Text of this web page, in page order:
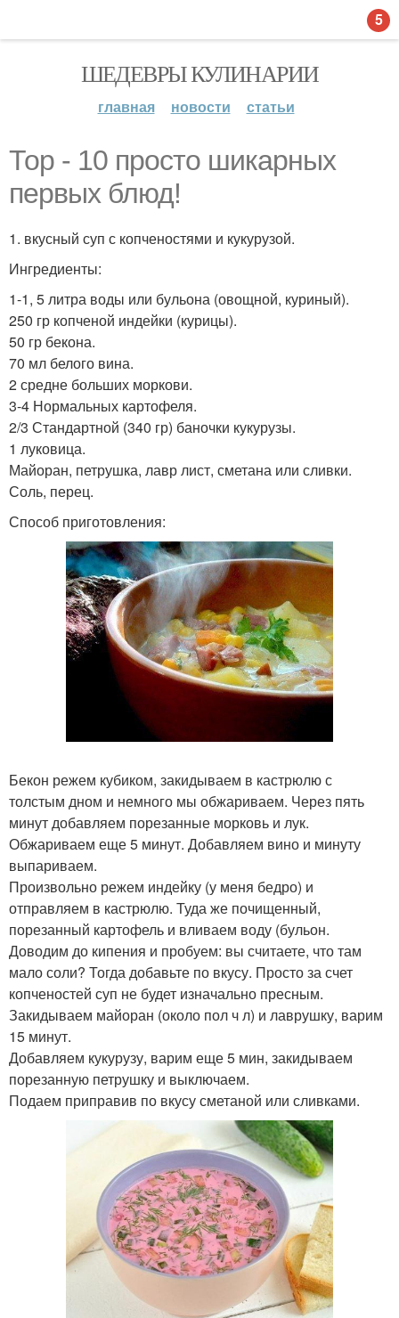
ШЕДЕВРЫ КУЛИНАРИИ
главная новости статьи
Тор - 10 просто шикарных
первых блюд!
1. вкусный суп с копченостями и кукурузой.
Ингредиенты:
1-1, 5 литра воды или бульона (овощной, куриный).
250 гр копченой индейки (курицы).
50 гр бекона.
70 мл белого вина.
2 средне больших моркови.
3-4 Нормальных картофеля.
2/3 Стандартной (340 гр) баночки кукурузы.
1 луковица.
Майоран, петрушка, лавр лист, сметана или сливки.
Соль, перец.
Способ приготовления:
Бекон режем кубиком, закидываем в кастрюлю с
толстым дном и немного мы обжариваем. Через пять
минут добавляем порезанные морковь и лук.
Обжариваем еще 5 минут. Добавляем вино и минуту
выпариваем.
Произвольно режем индейку (у меня бедро) и
отправляем в кастрюлю. Туда же почищенный,
порезанный картофель и вливаем воду (бульон.
Доводим до кипения и пробуем: вы считаете, что там
мало соли? Тогда добавьте по вкусу. Просто за счет
копченостей суп не будет изначально пресным.
Закидываем майоран (около пол ч л) и лаврушку, варим
15 минут.
Добавляем кукурузу, варим еще 5 мин, закидываем
порезанную петрушку и выключаем.
Подаем приправив по вкусу сметаной или сливками.
5